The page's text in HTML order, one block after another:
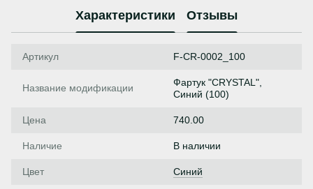
Характеристики Отзывы
Артикул F-CR-0002_100
Название модификации
Фартук "CRYSTAL",
Синий (100)
Цена 740.00
Наличие В наличии
Цвет Синий